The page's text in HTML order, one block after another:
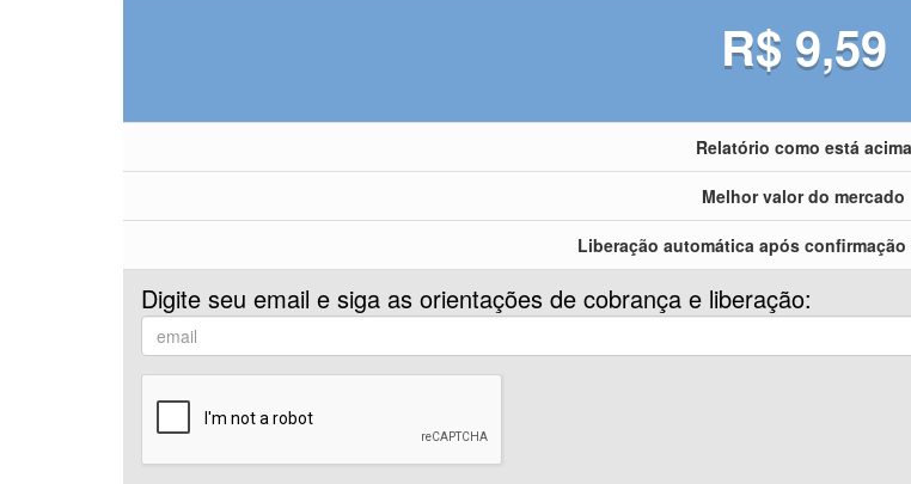
R$ 9,59
Relatório como está acima
Melhor valor do mercado
Liberação automática após
Digite seu email e siga as orientações de cobrança e liberação: